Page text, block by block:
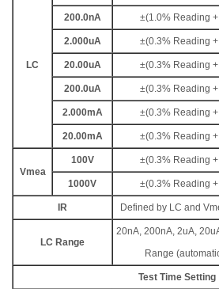
LC
200.0nA ±(1.0% Reading
2.000uA ±(0.3% Reading
20.00uA ±(0.3% Reading
200.0uA ±(0.3% Reading
2.000mA ±(0.3% Reading
20.00mA ±(0.3% Reading
Vmea
100V ±(0.3% Reading
1000V ±(0.3% Reading
IR Defined by LC and
LC Range
20nA, 200nA, 2uA,
Range
Test Time Setting